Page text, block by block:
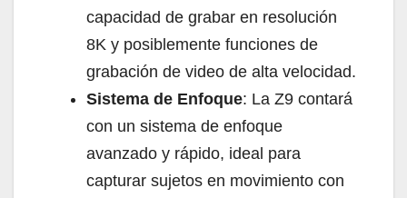
capacidad de grabar en resolución
8K y posiblemente funciones de
grabación de video de alta velocidad.
Sistema de Enfoque: La Z9 contará
con un sistema de enfoque
avanzado y rápido, ideal para
capturar sujetos en movimiento con